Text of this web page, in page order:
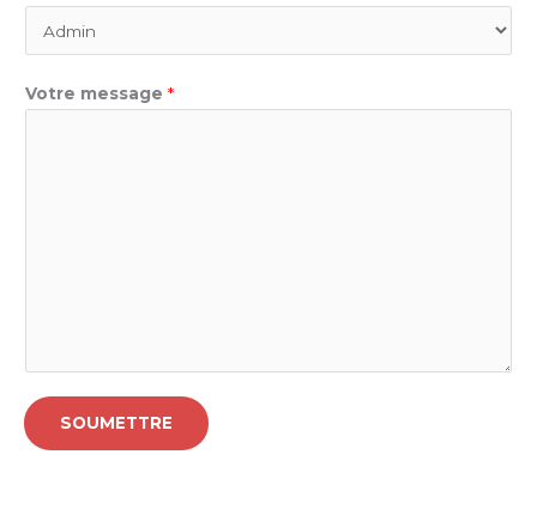
Votre message *
SOUMETTRE